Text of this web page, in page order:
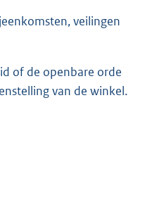
veilingen
of de openbare orde
van de winkel.